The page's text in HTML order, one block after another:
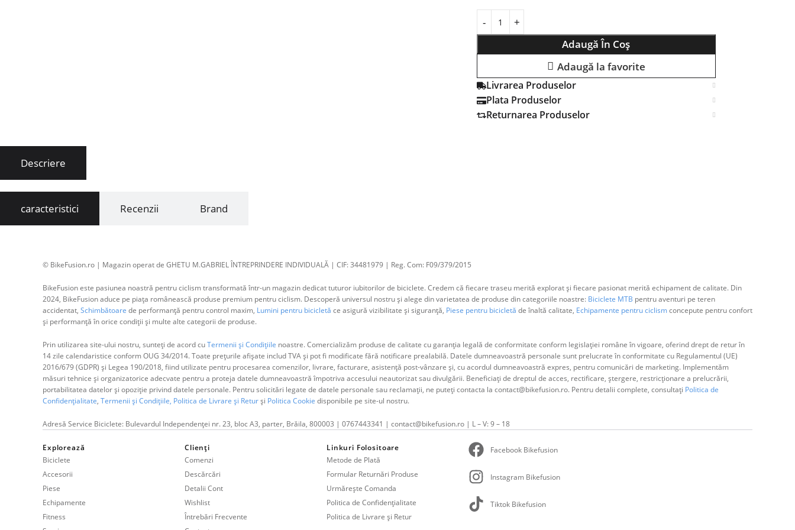
Adaugă În Coș
Adaugă la favorite
Livrarea Produselor
Plata Produselor
Returnarea Produselor
Descriere
caracteristici Recenzii Brand
© BikeFusion.ro | Magazin operat de GHETU M.GABRIEL ÎNTREPRINDERE INDIVIDUALĂ | CIF: 34481979 | Reg. Com: F09/379/2015
BikeFusion este pasiunea noastră pentru ciclism transformată într-un magazin dedicat tuturor iubitorilor de biciclete. Credem că fiecare traseu merită explorat și fiecare pasionat merită echipament de calitate. Din
2024, BikeFusion aduce pe piața românească produse premium pentru ciclism. Descoperă universul nostru și alege din varietatea de produse din categoriile noastre:Biciclete MTB pentru aventuri pe teren
accidentat, Schimbătoare de performanță pentru control maxim, Lumini pentru bicicletă ce asigură vizibilitate și siguranță, Piese pentru bicicletă de înaltă calitate, Echipamente pentru ciclismconcepute pentru confort
și performanță în orice condiții și multe alte categorii de produse.
Prin utilizarea site-ului nostru, sunteți de acord cuTermenii și Condițiile noastre. Comercializăm produse de calitate cu garanția legală de conformitate conform legislației române în vigoare, oferind drept de retur în
14 zile calendaristice conform OUG 34/2014. Toate prețurile afișate includ TVA și pot fi modificate fără notificare prealabilă. Datele dumneavoastră personale sunt prelucrate în conformitate cu Regulamentul (UE)
2016/679 (GDPR) și Legea 190/2018, fiind utilizate pentru procesarea comenzilor, livrare, facturare, asistență post-vânzare și, cu acordul dumneavoastră expres, pentru comunicări de marketing. Implementăm
măsuri tehnice și organizatorice adecvate pentru a proteja datele dumneavoastră împotriva accesului neautorizat sau divulgării. Beneficiați de dreptul de acces, rectificare, ștergere, restricționare a prelucrării,
portabilitatea datelor și opoziție privind datele personale. Pentru solicitări legate de datele personale sau reclamații, ne puteți contacta la contact@bikefusion.ro. Pentru detalii complete, consultați Politica de
Confidențialitate, Termenii și Condițiile, Politica de Livrare și Returși Politica Cookie disponibile pe site-ul nostru.
Adresă Service Biciclete: Bulevardul Independenței nr. 23, bloc A3, parter, Brăila, 800003 | 0767443341 | contact@bikefusion.ro | L – V: 9 – 18
Explorează
Biciclete
Accesorii
Piese
Echipamente
Fitness
Clienți
Comenzi
Descărcări
Detalii Cont
Wishlist
Întrebări Frecvente
Linkuri Folositoare
Metode de Plată
Formular Returnări Produse
Urmărește Comanda
Politica de Confidențialitate
Politica de Livrare și Retur
Facebook Bikefusion
Instagram Bikefusion
Tiktok Bikefusion